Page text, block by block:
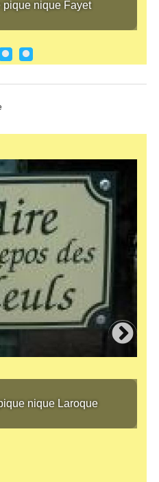
pique nique Fayet
Laroque
nique Laroque